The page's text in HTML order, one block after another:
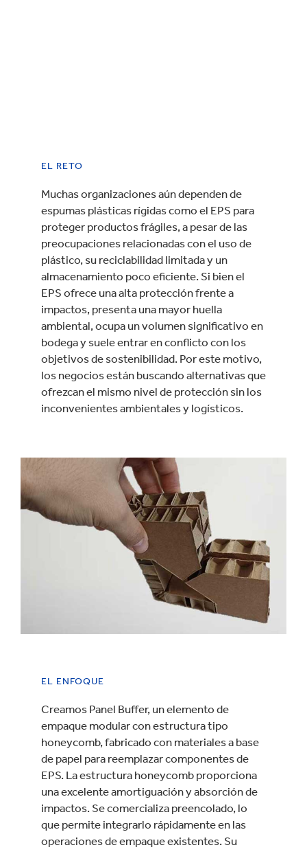
EL RETO
Muchas organizaciones aún dependen de
espumas plásticas rígidas como el EPS para
proteger productos frágiles, a pesar de las
preocupaciones relacionadas con el uso de
plástico, su reciclabilidad limitada y un
almacenamiento poco eficiente. Si bien el
EPS ofrece una alta protección frente a
impactos, presenta una mayor huella
ambiental, ocupa un volumen significativo en
bodega y suele entrar en conflicto con los
objetivos de sostenibilidad. Por este motivo,
los negocios están buscando alternativas que
ofrezcan el mismo nivel de protección sin los
inconvenientes ambientales y logísticos.
EL ENFOQUE
Creamos Panel Buffer, un elemento de
empaque modular con estructura tipo
honeycomb, fabricado con materiales a base
de papel para reemplazar componentes de
EPS. La estructura honeycomb proporciona
una excelente amortiguación y absorción de
impactos. Se comercializa preencolado, lo
que permite integrarlo rápidamente en las
operaciones de empaque existentes. Su